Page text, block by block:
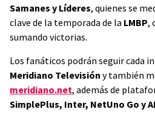
Samanes y Líderes, quienes se
clave de la temporada de la LMBP,
sumando victorias.
Los fanáticos podrán seguir cada
Meridiano Televisión y también
meridiano.net, además de
SimplePlus, Inter, NetUno Go y